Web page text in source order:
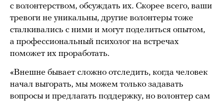
с волонтерством, обсуждать их. Скорее всего, ваши
тревоги не уникальны, другие волонтеры тоже
сталкивались с ними и могут поделиться опытом,
а профессиональный психолог на встречах
поможет их проработать.
«Внешне бывает сложно отследить, когда человек
начал выгорать, мы можем только задавать
вопросы и предлагать поддержку, но волонтер сам